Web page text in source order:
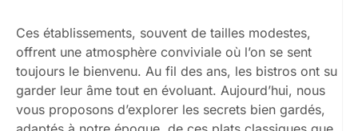
Ces établissements, souvent de tailles modestes,
offrent une atmosphère conviviale où l’on se sent
toujours le bienvenu. Au fil des ans, les bistros ont su
garder leur âme tout en évoluant. Aujourd’hui, nous
vous proposons d’explorer les secrets bien gardés,